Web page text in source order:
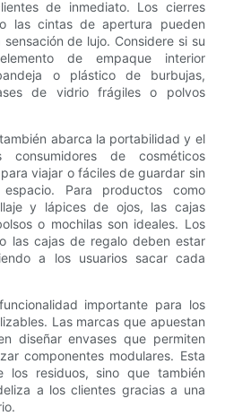
de inmediato. Los cierres
las cintas de apertura pueden
de lujo. Considere si su
de empaque interior
o plástico de burbujas,
de vidrio frágiles o polvos
abarca la portabilidad y el
consumidores de cosméticos
viajar o fáciles de guardar sin
Para productos como
y lápices de ojos, las cajas
o mochilas son ideales. Los
las cajas de regalo deben estar
a los usuarios sacar cada
importante para los
Las marcas que apuestan
diseñar envases que permiten
componentes modulares. Esta
los residuos, sino que también
a los clientes gracias a una